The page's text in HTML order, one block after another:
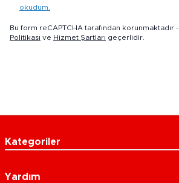
okudum.
Bu form reCAPTCHA tarafından korunmaktadır -
Politikası ve Hizmet Şartları geçerlidir.
Kategoriler
Yardım